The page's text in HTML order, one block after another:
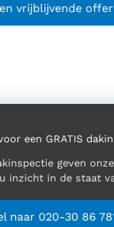
vrijblijvende
een GRATIS
geven
inzicht in de staat
naar 020-30 86